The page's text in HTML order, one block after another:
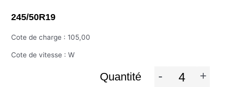
245/50R19
Cote de charge : 105,00
Cote de vitesse : W
Quantité - +